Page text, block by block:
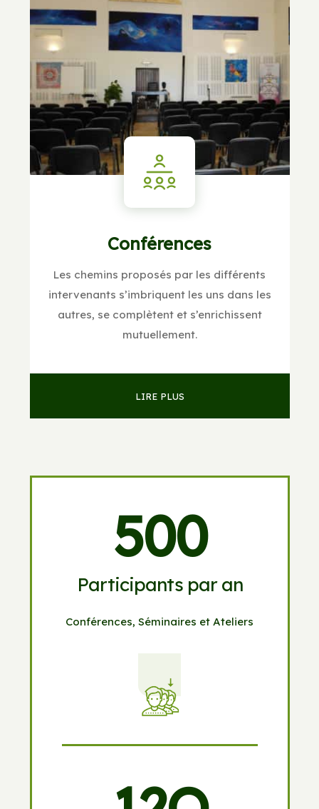
Conférences
Les chemins proposés par les différents
intervenants s’imbriquent les uns dans les
autres, se complètent et s’enrichissent
mutuellement.
LIRE PLUS
500
Participants par an
Conférences, Séminaires et Ateliers